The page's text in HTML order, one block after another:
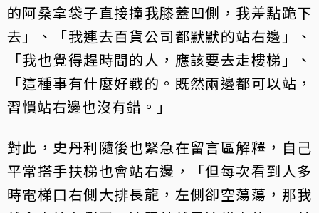
的阿桑拿袋子直接撞我膝蓋凹側，我差點跪下
去」、「我連去百貨公司都默默的站右邊」、
「我也覺得趕時間的人，應該要去走樓梯」、
「這種事有什麼好戰的。既然兩邊都可以站，
習慣站右邊也沒有錯。」
對此，史丹利隨後也緊急在留言區解釋，自己
平常搭手扶梯也會站右邊，「但每次看到人多
時電梯口右側大排長龍，左側卻空蕩蕩，那我